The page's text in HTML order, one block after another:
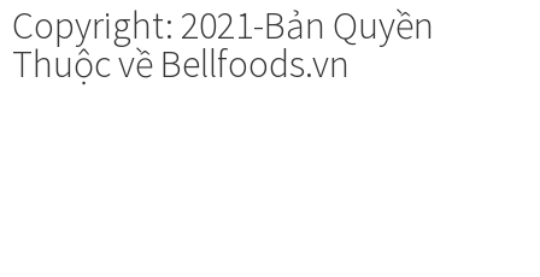
Copyright: 2021-Bản Quyền
Thuộc về Bellfoods.vn